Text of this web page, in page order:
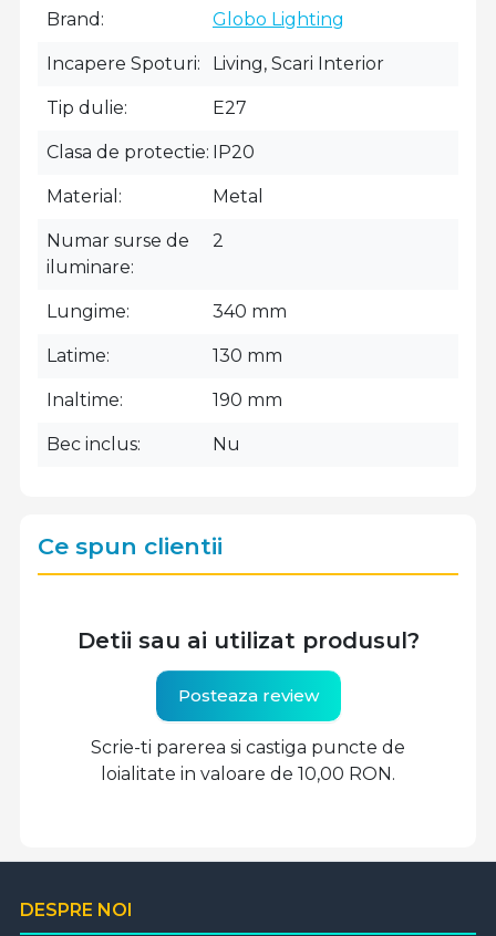
Brand Globo Lighting
Incapere Spoturi Living, Scari Interior
Tip dulie E27
Clasa de protectie IP20
Material Metal
Numar surse de
iluminare
2
Lungime 340 mm
Latime 130 mm
Inaltime 190 mm
Bec inclus Nu
Ce spun clientii
Detii sau ai utilizat produsul?
Posteaza review
Scrie-ti parerea si castiga puncte de
loialitate in valoare de 10,00 RON.
DESPRE NOI